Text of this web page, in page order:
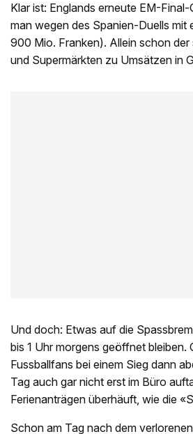
Klar ist: Englands erneute EM-
man wegen des Spanien-Duells
900 Mio. Franken). Allein schon
und Supermärkten zu Umsätzen in
Und doch: Etwas auf die
bis 1 Uhr morgens geöffnet bleiben.
Fussballfans bei einem Sieg dann
Tag auch gar nicht erst im Büro
Ferienanträgen überhäuft, wie die
Schon am Tag nach dem